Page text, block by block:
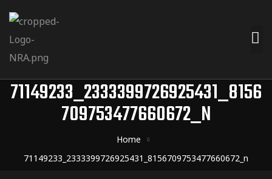
71149233_2333399726925431_8156
709753477660672_N
Home
71149233_2333399726925431_8156709753477660672_n